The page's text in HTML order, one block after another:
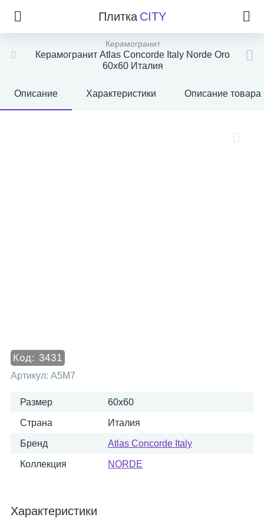
Плитка CITY
Керамогранит
Керамогранит Atlas Concorde Italy Norde Oro
60x60 Италия
Описание Характеристики Описание товара
Код: 3431
Артикул: A5M7
Размер 60x60
Страна Италия
Бренд Atlas Concorde Italy
Коллекция NORDE
Характеристики